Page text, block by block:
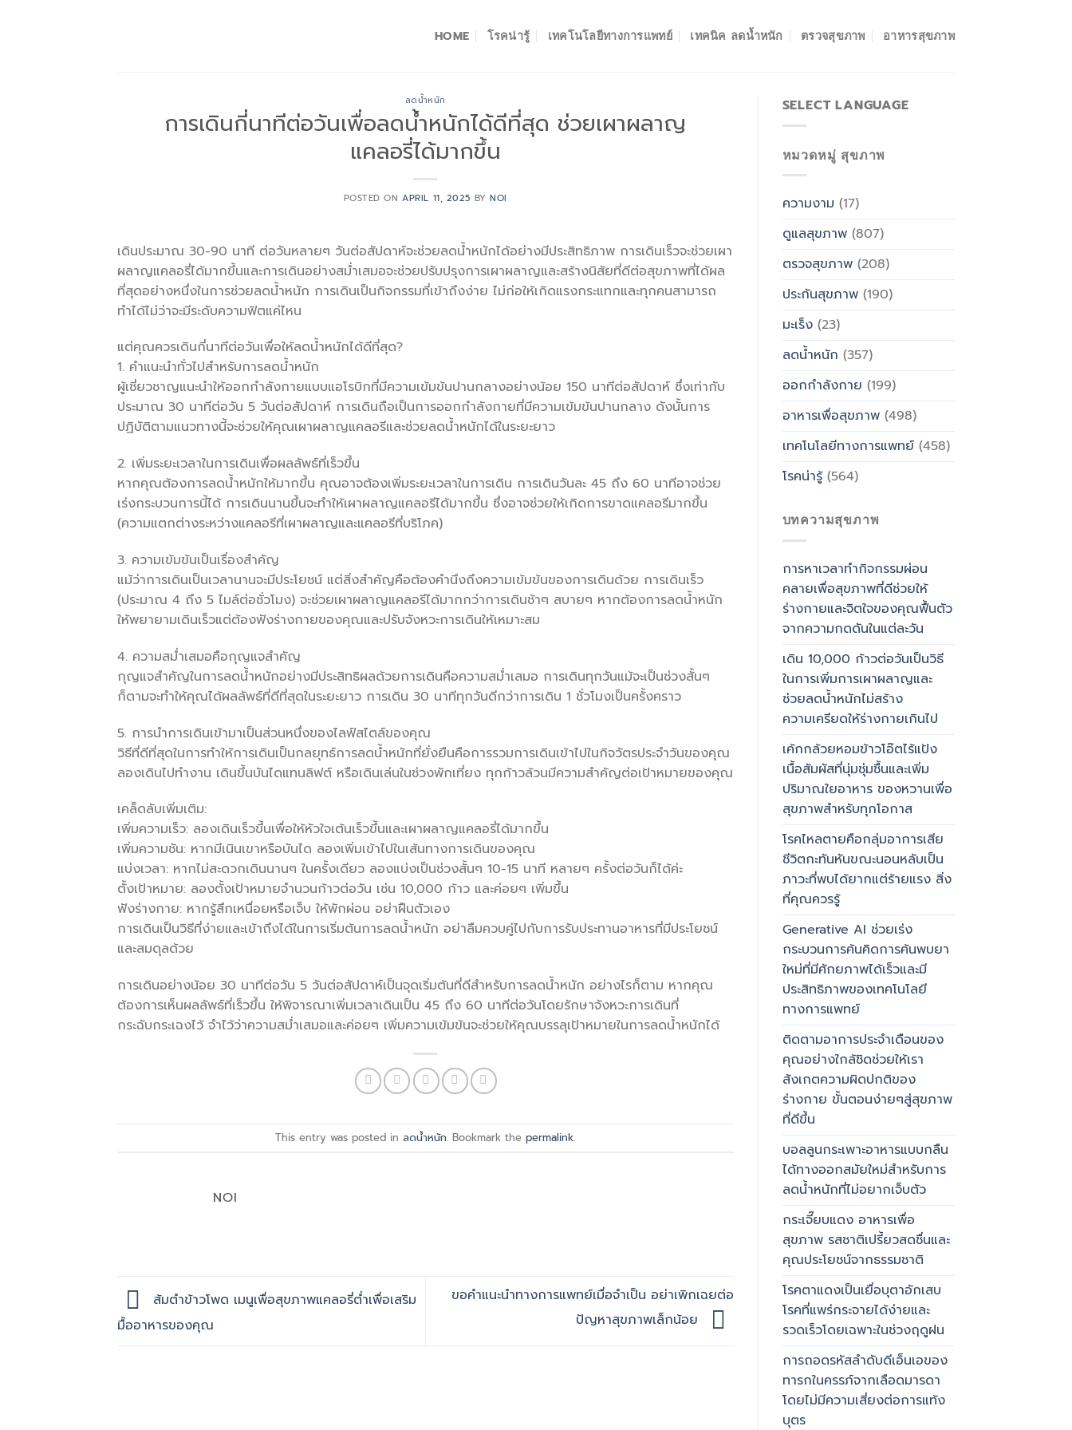
HOME โรคน่ารู้ เทคโนโลยีทางการแพทย์ เทคนิค ลดน้ำหนัก ตรวจสุขภาพ อาหารสุขภาพ
ลดน้ำหนัก
การเดินกี่นาทีต่อวันเพื่อลดน้ำหนักได้ดีที่สุด ช่วยเผาผลาญ
แคลอรี่ได้มากขึ้น
POSTED ONAPRIL 11, 2025 BYNOI
เดินประมาณ 30-90 นาที ต่อวันหลายๆ วันต่อสัปดาห์จะช่วยลดน้ำหนักได้อย่างมีประสิทธิภาพ การเดินเร็วจะช่วยเผา
ผลาญแคลอรี่ได้มากขึ้นและการเดินอย่างสม่ำเสมอจะช่วยปรับปรุงการเผาผลาญและสร้างนิสัยที่ดีต่อสุขภาพที่ได้ผล
ที่สุดอย่างหนึ่งในการช่วยลดน้ำหนัก การเดินเป็นกิจกรรมที่เข้าถึงง่าย ไม่ก่อให้เกิดแรงกระแทกและทุกคนสามารถ
ทำได้ไม่ว่าจะมีระดับความฟิตแค่ไหน
แต่คุณควรเดินกี่นาทีต่อวันเพื่อให้ลดน้ำหนักได้ดีที่สุด?
1. คำแนะนำทั่วไปสำหรับการลดน้ำหนัก
ผู้เชี่ยวชาญแนะนำให้ออกกำลังกายแบบแอโรบิกที่มีความเข้มข้นปานกลางอย่างน้อย 150 นาทีต่อสัปดาห์ ซึ่งเท่ากับ
ประมาณ 30 นาทีต่อวัน 5 วันต่อสัปดาห์ การเดินถือเป็นการออกกำลังกายที่มีความเข้มข้นปานกลาง ดังนั้นการ
ปฏิบัติตามแนวทางนี้จะช่วยให้คุณเผาผลาญแคลอรีและช่วยลดน้ำหนักได้ในระยะยาว
2. เพิ่มระยะเวลาในการเดินเพื่อผลลัพธ์ที่เร็วขึ้น
หากคุณต้องการลดน้ำหนักให้มากขึ้น คุณอาจต้องเพิ่มระยะเวลาในการเดิน การเดินวันละ 45 ถึง 60 นาทีอาจช่วย
เร่งกระบวนการนี้ได้ การเดินนานขึ้นจะทำให้เผาผลาญแคลอรีได้มากขึ้น ซึ่งอาจช่วยให้เกิดการขาดแคลอรีมากขึ้น
(ความแตกต่างระหว่างแคลอรีที่เผาผลาญและแคลอรีที่บริโภค)
3. ความเข้มข้นเป็นเรื่องสำคัญ
แม้ว่าการเดินเป็นเวลานานจะมีประโยชน์ แต่สิ่งสำคัญคือต้องคำนึงถึงความเข้มข้นของการเดินด้วย การเดินเร็ว
(ประมาณ 4 ถึง 5 ไมล์ต่อชั่วโมง) จะช่วยเผาผลาญแคลอรีได้มากกว่าการเดินช้าๆ สบายๆ หากต้องการลดน้ำหนัก
ให้พยายามเดินเร็วแต่ต้องฟังร่างกายของคุณและปรับจังหวะการเดินให้เหมาะสม
4. ความสม่ำเสมอคือกุญแจสำคัญ
กุญแจสำคัญในการลดน้ำหนักอย่างมีประสิทธิผลด้วยการเดินคือความสม่ำเสมอ การเดินทุกวันแม้จะเป็นช่วงสั้นๆ
ก็ตามจะทำให้คุณได้ผลลัพธ์ที่ดีที่สุดในระยะยาว การเดิน 30 นาทีทุกวันดีกว่าการเดิน 1 ชั่วโมงเป็นครั้งคราว
5. การนำการเดินเข้ามาเป็นส่วนหนึ่งของไลฟ์สไตล์ของคุณ
วิธีที่ดีที่สุดในการทำให้การเดินเป็นกลยุทธ์การลดน้ำหนักที่ยั่งยืนคือการรวมการเดินเข้าไปในกิจวัตรประจำวันของคุณ
ลองเดินไปทำงาน เดินขึ้นบันไดแทนลิฟต์ หรือเดินเล่นในช่วงพักเที่ยง ทุกก้าวล้วนมีความสำคัญต่อเป้าหมายของคุณ
เคล็ดลับเพิ่มเติม:
เพิ่มความเร็ว: ลองเดินเร็วขึ้นเพื่อให้หัวใจเต้นเร็วขึ้นและเผาผลาญแคลอรี่ได้มากขึ้น
เพิ่มความชัน: หากมีเนินเขาหรือบันได ลองเพิ่มเข้าไปในเส้นทางการเดินของคุณ
แบ่งเวลา: หากไม่สะดวกเดินนานๆ ในครั้งเดียว ลองแบ่งเป็นช่วงสั้นๆ 10-15 นาที หลายๆ ครั้งต่อวันก็ได้ค่ะ
ตั้งเป้าหมาย: ลองตั้งเป้าหมายจำนวนก้าวต่อวัน เช่น 10,000 ก้าว และค่อยๆ เพิ่มขึ้น
ฟังร่างกาย: หากรู้สึกเหนื่อยหรือเจ็บ ให้พักผ่อน อย่าฝืนตัวเอง
การเดินเป็นวิธีที่ง่ายและเข้าถึงได้ในการเริ่มต้นการลดน้ำหนัก อย่าลืมควบคู่ไปกับการรับประทานอาหารที่มีประโยชน์
และสมดุลด้วย
การเดินอย่างน้อย 30 นาทีต่อวัน 5 วันต่อสัปดาห์เป็นจุดเริ่มต้นที่ดีสำหรับการลดน้ำหนัก อย่างไรก็ตาม หากคุณ
ต้องการเห็นผลลัพธ์ที่เร็วขึ้น ให้พิจารณาเพิ่มเวลาเดินเป็น 45 ถึง 60 นาทีต่อวันโดยรักษาจังหวะการเดินที่
กระฉับกระเฉงไว้ จำไว้ว่าความสม่ำเสมอและค่อยๆ เพิ่มความเข้มข้นจะช่วยให้คุณบรรลุเป้าหมายในการลดน้ำหนักได้
This entry was posted inลดน้ำหนัก. Bookmark thepermalink.
NOI
ส้มตำข้าวโพด เมนูเพื่อสุขภาพแคลอรี่ต่ำเพื่อเสริม
มื้ออาหารของคุณ
ขอคำแนะนำทางการแพทย์เมื่อจำเป็น อย่าเพิกเฉยต่อ
ปัญหาสุขภาพเล็กน้อย
SELECT LANGUAGE
หมวดหมู่ สุขภาพ
ความงาม (17)
ดูแลสุขภาพ(807)
ตรวจสุขภาพ(208)
ประกันสุขภาพ(190)
มะเร็ง(23)
ลดน้ำหนัก (357)
ออกกำลังกาย (199)
อาหารเพื่อสุขภาพ(498)
เทคโนโลยีทางการแพทย์(458)
โรคน่ารู้(564)
บทความสุขภาพ
การหาเวลาทำกิจกรรมผ่อน
คลายเพื่อสุขภาพที่ดีช่วยให้
ร่างกายและจิตใจของคุณฟื้นตัว
จากความกดดันในแต่ละวัน
เดิน 10,000 ก้าวต่อวันเป็นวิธี
ในการเพิ่มการเผาผลาญและ
ช่วยลดน้ำหนักไม่สร้าง
ความเครียดให้ร่างกายเกินไป
เค้กกล้วยหอมข้าวโอ๊ตไร้แป้ง
เนื้อสัมผัสที่นุ่มชุ่มชื้นและเพิ่ม
ปริมาณใยอาหาร ของหวานเพื่อ
สุขภาพสำหรับทุกโอกาส
โรคไหลตายคือกลุ่มอาการเสีย
ชีวิตกะทันหันขณะนอนหลับเป็น
ภาวะที่พบได้ยากแต่ร้ายแรง สิ่ง
ที่คุณควรรู้
Generative AI ช่วยเร่ง
กระบวนการค้นคิดการค้นพบยา
ใหม่ที่มีศักยภาพได้เร็วและมี
ประสิทธิภาพของเทคโนโลยี
ทางการแพทย์
ติดตามอาการประจำเดือนของ
คุณอย่างใกล้ชิดช่วยให้เรา
สังเกตความผิดปกติของ
ร่างกาย ขั้นตอนง่ายๆสู่สุขภาพ
ที่ดีขึ้น
บอลลูนกระเพาะอาหารแบบกลืน
ได้ทางออกสมัยใหม่สำหรับการ
ลดน้ำหนักที่ไม่อยากเจ็บตัว
กระเจี๊ยบแดง อาหารเพื่อ
สุขภาพ รสชาติเปรี้ยวสดชื่นและ
คุณประโยชน์จากธรรมชาติ
โรคตาแดงเป็นเยื่อบุตาอักเสบ
โรคที่แพร่กระจายได้ง่ายและ
รวดเร็วโดยเฉพาะในช่วงฤดูฝน
การถอดรหัสลำดับดีเอ็นเอของ
ทารกในครรภ์จากเลือดมารดา
โดยไม่มีความเสี่ยงต่อการแท้ง
บุตร